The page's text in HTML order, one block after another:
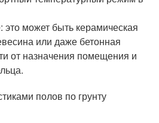
может быть керамическая
или даже бетонная
от назначения помещения и
полов по грунту